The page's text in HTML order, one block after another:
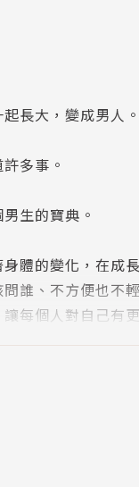
長大，變成男人。
多事。
生的寶典。
體的變化，在成
誰、不方便也不
每個人對自己有
怡君校長
繪本。男孩子具